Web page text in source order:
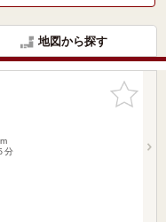
地図から探す
お気に入
りに追加
分